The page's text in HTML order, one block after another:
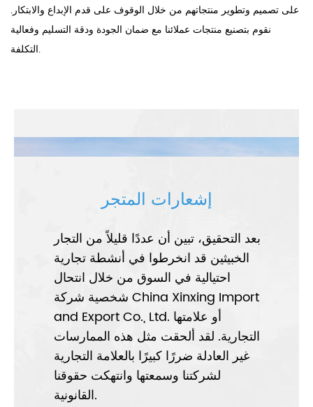
على تصميم وتطوير منتجاتهم من خلال الوقوف على قدم الإبداع والابتكار.
نقوم بتصنيع منتجات عملائنا مع ضمان الجودة ودقة التسليم وفعالية
التكلفة.
إشعارات المتجر
بعد التحقيق، تبين أن عددًا قليلاً من التجار
الخبيثين قد انخرطوا في أنشطة تجارية
احتيالية في السوق من خلال انتحال
شخصية شركة China Xinxing Import
and Export Co., Ltd. أو علامتها
التجارية. لقد ألحقت مثل هذه الممارسات
غير العادلة ضررًا كبيرًا بالعلامة التجارية
لشركتنا وسمعتها وانتهكت حقوقنا
القانونية.